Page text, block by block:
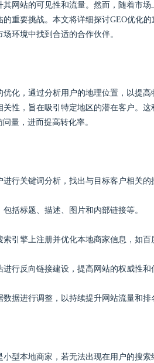
网站的可见性和流量。然而，随着市
重要挑战。本文将详细探讨GEO优化
环境中找到合适的合作伙伴。
化，通过分析用户的地理位置，以提
性，旨在吸引特定地区的潜在客户。
量，进而提高转化率。
行关键词分析，找出与目标客户相关的
括标题、描述、图片和内部链接等。
引擎上注册并优化本地商家信息，如百
行反向链接建设，提高网站的权威性和
据进行调整，以持续提升网站流量和排
型本地商家，若无法出现在用户的搜